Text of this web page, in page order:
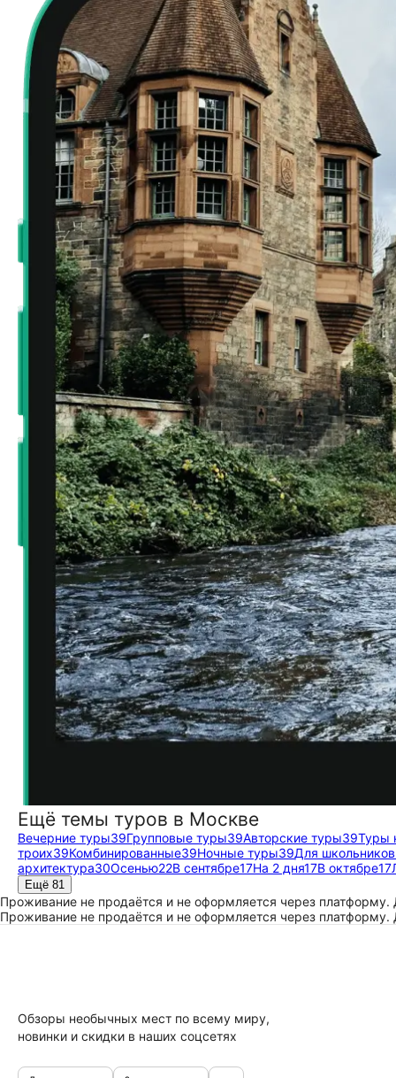
Ещё темы туров в Москве
Вечерние туры39Групповые туры39Авторские туры39Туры
троих39Комбинированные39Ночные туры39Для школьников
архитектура30Осенью22В сентябре17На 2 дня17В октябре17
Ещё 81
Проживание не продаётся и не оформляется через
Проживание не продаётся и не оформляется через
Обзоры необычных мест по всему миру,
новинки и скидки в наших соцсетях